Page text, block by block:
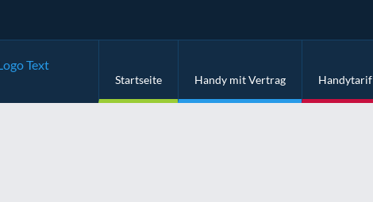
Startseite Handy mit Vertrag Handytarif